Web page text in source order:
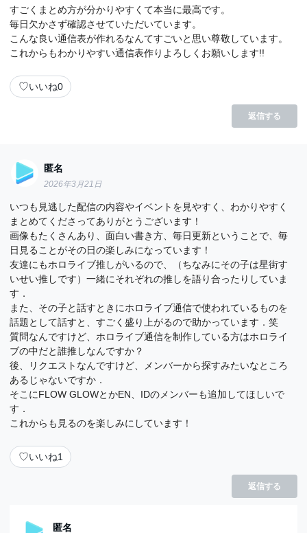
すごくまとめ方が分かりやすくて本当に最高です。
毎日欠かさず確認させていただいています。
こんな良い通信表が作れるなんてすごいと思い尊敬しています。
これからもわかりやすい通信表作りよろしくお願いします!!
♡いいね0
返信する
匿名
2026年3月21日
いつも見逃した配信の内容やイベントを見やすく、わかりやすく
まとめてくださってありがとうございます！
画像もたくさんあり、面白い書き方、毎日更新ということで、毎
日見ることがその日の楽しみになっています！
友達にもホロライブ推しがいるので、（ちなみにその子は星街す
いせい推しです）一緒にそれぞれの推しを語り合ったりしていま
す．
また、その子と話すときにホロライブ通信で使われているものを
話題として話すと、すごく盛り上がるので助かっています．笑
質問なんですけど、ホロライブ通信を制作している方はホロライ
ブの中だと誰推しなんですか？
後、リクエストなんですけど、メンバーから探すみたいなところ
あるじゃないですか．
そこにFLOW GLOWとかEN、IDのメンバーも追加してほしいで
す．
これからも見るのを楽しみにしています！
♡いいね1
返信する
匿名